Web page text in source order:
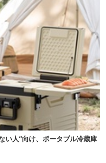
い人”向け、ポータブル冷蔵庫